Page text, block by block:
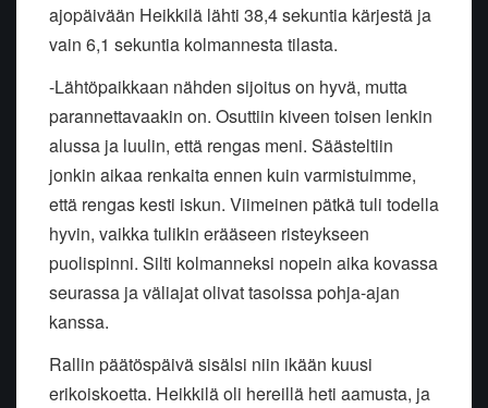
ajopäivään Heikkilä lähti 38,4 sekuntia kärjestä ja
vain 6,1 sekuntia kolmannesta tilasta.
-Lähtöpaikkaan nähden sijoitus on hyvä, mutta
parannettavaakin on. Osuttiin kiveen toisen lenkin
alussa ja luulin, että rengas meni. Säästeltiin
jonkin aikaa renkaita ennen kuin varmistuimme,
että rengas kesti iskun. Viimeinen pätkä tuli todella
hyvin, vaikka tulikin erääseen risteykseen
puolispinni. Silti kolmanneksi nopein aika kovassa
seurassa ja väliajat olivat tasoissa pohja-ajan
kanssa.
Rallin päätöspäivä sisälsi niin ikään kuusi
erikoiskoetta. Heikkilä oli hereillä heti aamusta, ja